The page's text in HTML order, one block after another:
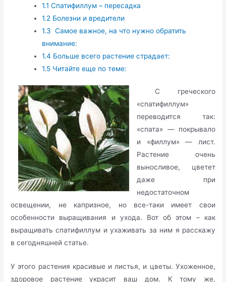
1.1 Спатифиллум – пересадка
1.2 Болезни и вредители
1.3 Самое важное, на что нужно обратить
внимание:
1.4 Больше всего растение страдает:
1.5Читайте еще по теме:
С греческого
«спатифиллум»
переводится так:
«спата» — покрывало
и «филлум» — лист.
Растение очень
выносливое, цветет
даже при
недостаточном
освещении, не капризное, но все-таки имеет свои
особенности выращивания и ухода. Вот об этом – как
выращивать спатифиллум и ухаживать за ним я расскажу
в сегодняшней статье.
У этого растения красивые и листья, и цветы. Ухоженное,
здоровое растение украсит ваш дом. К тому же,